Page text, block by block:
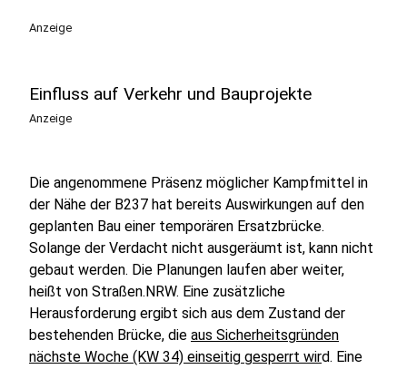
Anzeige
Einfluss auf Verkehr und Bauprojekte
Anzeige
Die angenommene Präsenz möglicher Kampfmittel in
der Nähe der B237 hat bereits Auswirkungen auf den
geplanten Bau einer temporären Ersatzbrücke.
Solange der Verdacht nicht ausgeräumt ist, kann nicht
gebaut werden. Die Planungen laufen aber weiter,
heißt von Straßen.NRW. Eine zusätzliche
Herausforderung ergibt sich aus dem Zustand der
bestehenden Brücke, die aus Sicherheitsgründen
nächste Woche (KW 34) einseitig gesperrt wird. Eine